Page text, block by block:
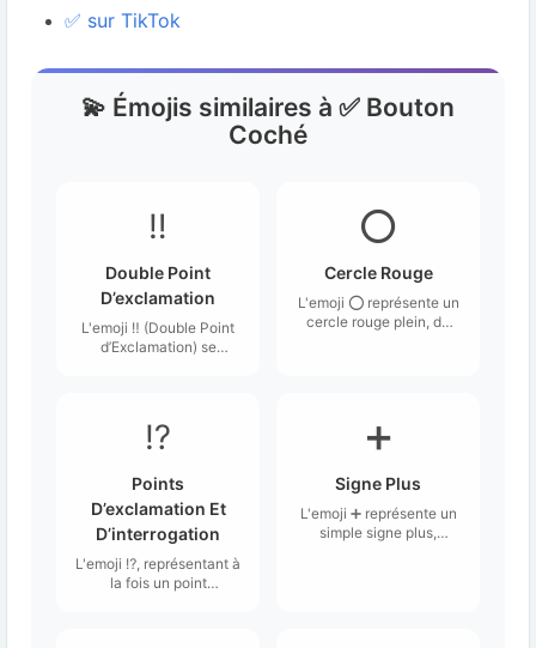
✅ sur TikTok
💫 Émojis similaires à ✅ Bouton
Coché
‼️
Double Point
D’exclamation
L'emoji ‼️ (Double Point
d’Exclamation) se
généralement
représentés en rouge ou
sur la plupart des
plateformes.
⭕
Cercle Rouge
L'emoji ⭕ représente un
cercle rouge plein, de
⁉️
Points
D’exclamation Et
D’interrogation
L'emoji ⁉️, représentant à
la fois un point
➕
Signe Plus
L'emoji ➕ représente un
simple signe plus,